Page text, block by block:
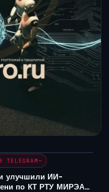
улучшили ИИ-
по КТ РТУ МИРЭА…